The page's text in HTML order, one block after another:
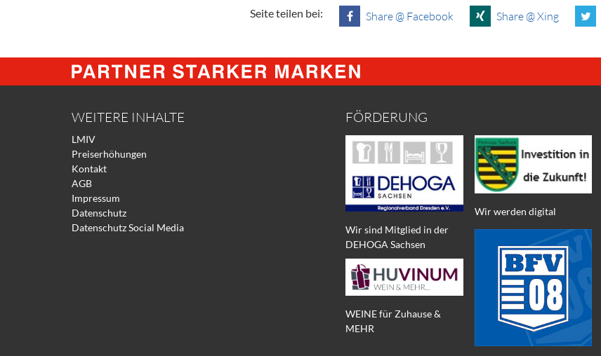
Seite teilen bei: Share @ Facebook Share @ Xing
WEITERE INHALTE
LMIV
Preiserhöhungen
Kontakt
AGB
Impressum
Datenschutz
Datenschutz Social Media
FÖRDERUNG
Wir sind Mitglied in der
DEHOGA Sachsen
WEINE für Zuhause &
MEHR
Wir werden digital